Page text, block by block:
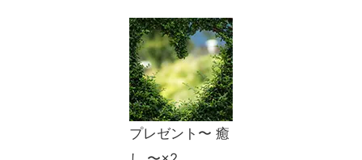
プレゼント〜 癒